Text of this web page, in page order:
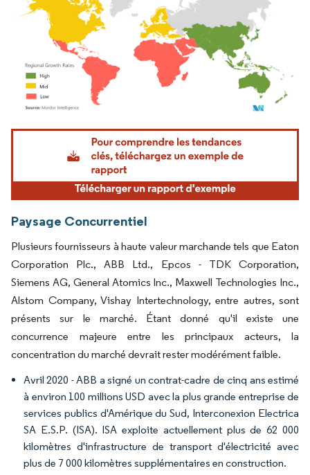
Image © Mordor Intelligence. La réutilisation nécessite une attribution sous CC BY
Paysage Concurrentiel
Plusieurs fournisseurs à haute valeur marchande tels que Eaton
Corporation Plc., ABB Ltd., Epcos - TDK Corporation,
Siemens AG, General Atomics Inc., Maxwell Technologies Inc.,
Alstom Company, Vishay Intertechnology, entre autres, sont
présents sur le marché. Étant donné qu'il existe une
concurrence majeure entre les principaux acteurs, la
concentration du marché devrait rester modérément faible.
Avril 2020 - ABB a signé un contrat-cadre de cinq ans estimé
à environ 100 millions USD avec la plus grande entreprise de
services publics d'Amérique du Sud, Interconexion Electrica
SA E.S.P. (ISA). ISA exploite actuellement plus de 62 000
kilomètres d'infrastructure de transport d'électricité avec
plus de 7 000 kilomètres supplémentaires en construction.